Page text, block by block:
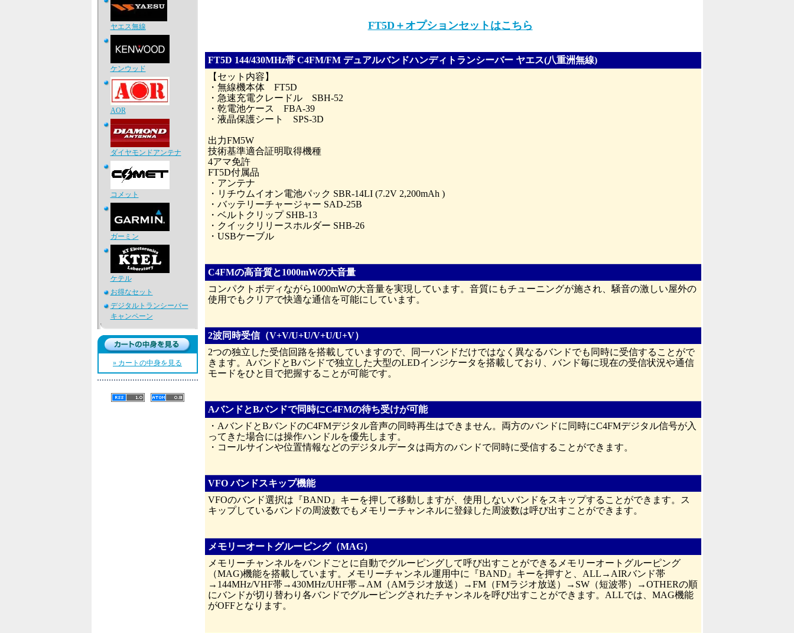
ヤエス無線
ケンウッド
AOR
ダイヤモンドアンテナ
コメット
ガーミン
ケテル
お得なセット
デジタルトランシーバー
キャンペーン
» カートの中身を見る
FT5D＋オプションセットはこちら
FT5D 144/430MHz帯 C4FM/FM デュアルバンドハンディトランシーバー ヤエス(八重洲無線)
【セット内容】
・無線機本体 FT5D
・急速充電クレードル SBH-52
・乾電池ケース FBA-39
・液晶保護シート SPS-3D
出力FM5W
技術基準適合証明取得機種
4アマ免許
FT5D付属品
・アンテナ
・リチウムイオン電池パック SBR-14LI (7.2V 2,200mAh )
・バッテリーチャージャー SAD-25B
・ベルトクリップ SHB-13
・クイックリリースホルダー SHB-26
・USBケーブル
C4FMの高音質と1000mWの大音量
コンパクトボディながら1000mWの大音量を実現しています。音質にもチューニングが施され、騒音の激しい屋外の
使用でもクリアで快適な通信を可能にしています。
2波同時受信（V+V/U+U/V+U/U+V）
2つの独立した受信回路を搭載していますので、同一バンドだけではなく異なるバンドでも同時に受信することがで
きます。AバンドとBバンドで独立した大型のLEDインジケータを搭載しており、バンド毎に現在の受信状況や通信
モードをひと目で把握することが可能です。
AバンドとBバンドで同時にC4FMの待ち受けが可能
・AバンドとBバンドのC4FMデジタル音声の同時再生はできません。両方のバンドに同時にC4FMデジタル信号が入
ってきた場合には操作ハンドルを優先します。
・コールサインや位置情報などのデジタルデータは両方のバンドで同時に受信することができます。
VFO バンドスキップ機能
VFOのバンド選択は『BAND』キーを押して移動しますが、使用しないバンドをスキップすることができます。ス
キップしているバンドの周波数でもメモリーチャンネルに登録した周波数は呼び出すことができます。
メモリーオートグルーピング（MAG）
メモリーチャンネルをバンドごとに自動でグルーピングして呼び出すことができるメモリーオートグルーピング
（MAG)機能を搭載しています。メモリーチャンネル運用中に『BAND』キーを押すと、ALL→AIRバンド帯
→144MHz/VHF帯→430MHz/UHF帯→AM（AMラジオ放送）→FM（FMラジオ放送）→SW（短波帯）→OTHERの順
にバンドが切り替わり各バンドでグルーピングされたチャンネルを呼び出すことができます。ALLでは、MAG機能
がOFFとなります。